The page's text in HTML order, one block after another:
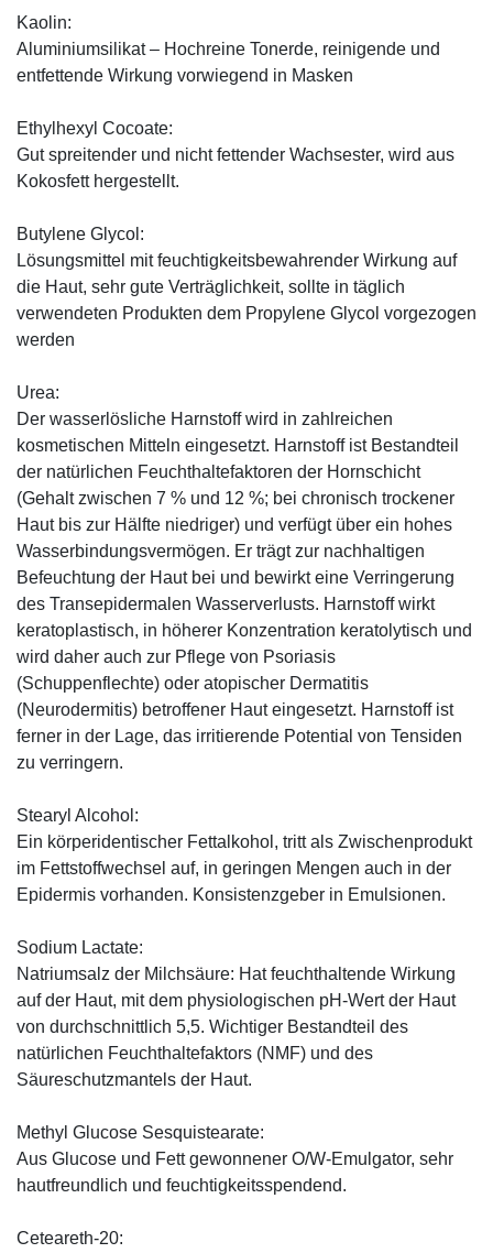
Kaolin:
Aluminiumsilikat – Hochreine Tonerde, reinigende und
entfettende Wirkung vorwiegend in Masken
Ethylhexyl Cocoate:
Gut spreitender und nicht fettender Wachsester, wird aus
Kokosfett hergestellt.
Butylene Glycol:
Lösungsmittel mit feuchtigkeitsbewahrender Wirkung auf
die Haut, sehr gute Verträglichkeit, sollte in täglich
verwendeten Produkten dem Propylene Glycol vorgezogen
werden
Urea:
Der wasserlösliche Harnstoff wird in zahlreichen
kosmetischen Mitteln eingesetzt. Harnstoff ist Bestandteil
der natürlichen Feuchthaltefaktoren der Hornschicht
(Gehalt zwischen 7 % und 12 %; bei chronisch trockener
Haut bis zur Hälfte niedriger) und verfügt über ein hohes
Wasserbindungsvermögen. Er trägt zur nachhaltigen
Befeuchtung der Haut bei und bewirkt eine Verringerung
des Transepidermalen Wasserverlusts. Harnstoff wirkt
keratoplastisch, in höherer Konzentration keratolytisch und
wird daher auch zur Pflege von Psoriasis
(Schuppenflechte) oder atopischer Dermatitis
(Neurodermitis) betroffener Haut eingesetzt. Harnstoff ist
ferner in der Lage, das irritierende Potential von Tensiden
zu verringern.
Stearyl Alcohol:
Ein körperidentischer Fettalkohol, tritt als Zwischenprodukt
im Fettstoffwechsel auf, in geringen Mengen auch in der
Epidermis vorhanden. Konsistenzgeber in Emulsionen.
Sodium Lactate:
Natriumsalz der Milchsäure: Hat feuchthaltende Wirkung
auf der Haut, mit dem physiologischen pH-Wert der Haut
von durchschnittlich 5,5. Wichtiger Bestandteil des
natürlichen Feuchthaltefaktors (NMF) und des
Säureschutzmantels der Haut.
Methyl Glucose Sesquistearate:
Aus Glucose und Fett gewonnener O/W-Emulgator, sehr
hautfreundlich und feuchtigkeitsspendend.
Ceteareth-20: